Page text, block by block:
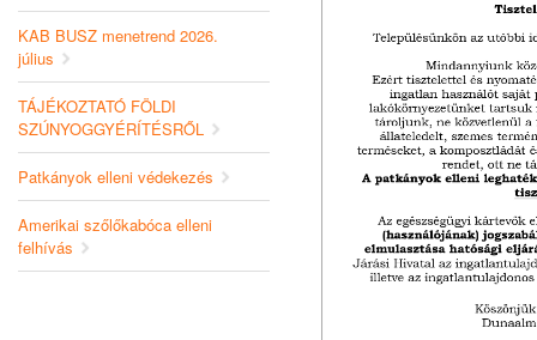
KAB BUSZ menetrend 2026.
július
TÁJÉKOZTATÓ FÖLDI
SZÚNYOGGYÉRÍTÉSRŐL
Patkányok elleni védekezés
Amerikai szőlőkabóca elleni
felhívás